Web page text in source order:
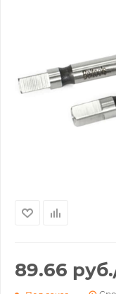
89.66 руб.